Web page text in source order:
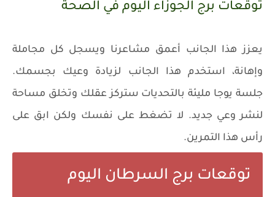
توقعات برج الجوزاء اليوم في الصحة
يعزز هذا الجانب أعمق مشاعرنا ويسجل كل مجاملة
وإهانة، استخدم هذا الجانب لزيادة وعيك بجسمك.
جلسة يوجا مليئة بالتحديات ستركز عقلك وتخلق مساحة
لنشر وعي جديد. لا تضغط على نفسك ولكن ابق على
رأس هذا التمرين.
توقعات برج السرطان اليوم